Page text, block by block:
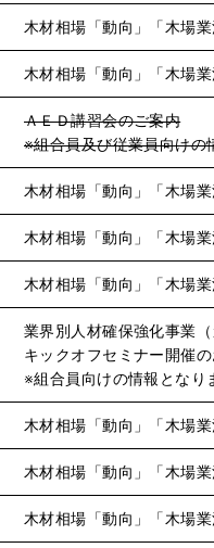
木材相場「動向」「木場
木材相場「動向」「木場
ＡＥＤ講習会のご案内
※組合員及び従業員向けの
木材相場「動向」「木場
木材相場「動向」「木場
木材相場「動向」「木場
業界別人材確保強化事業（
キックオフセミナー開催
※組合員向けの情報となり
木材相場「動向」「木場
木材相場「動向」「木場
木材相場「動向」「木場